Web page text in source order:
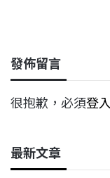
發佈留言
很抱歉，必須登入
最新文章